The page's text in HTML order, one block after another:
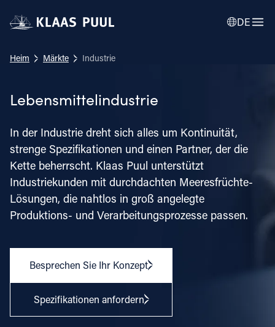
DE
Heim Märkte Industrie
Lebensmittelindustrie
In der Industrie dreht sich alles um Kontinuität,
strenge Spezifikationen und einen Partner, der die
Kette beherrscht. Klaas Puul unterstützt
Industriekunden mit durchdachten Meeresfrüchte-
Lösungen, die nahtlos in groß angelegte
Produktions- und Verarbeitungsprozesse passen.
Besprechen Sie Ihr Konzept
Spezifikationen anfordern